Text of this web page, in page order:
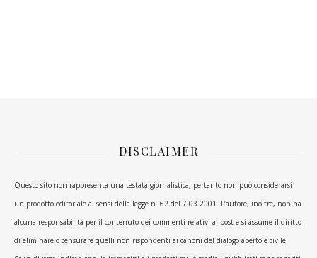
DISCLAIMER
Questo sito non rappresenta una testata giornalistica, pertanto non può considerarsi
un prodotto editoriale ai sensi della legge n. 62 del 7.03.2001. L’autore, inoltre, non ha
alcuna responsabilità per il contenuto dei commenti relativi ai post e si assume il diritto
di eliminare o censurare quelli non rispondenti ai canoni del dialogo aperto e civile.